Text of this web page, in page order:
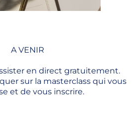
A VENIR
en direct gratuitement.
sur la masterclass qui vous
et de vous inscrire.